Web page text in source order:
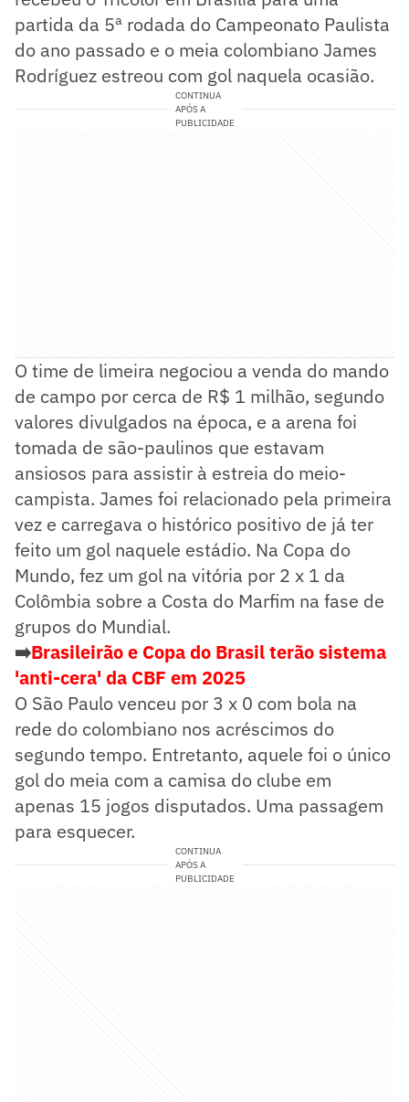
partida da 5ª rodada do Campeonato Paulista
do ano passado e o meia colombiano James
Rodríguez estreou com gol naquela ocasião.
CONTINUA
APÓS A
PUBLICIDADE
O time de limeira negociou a venda do mando
de campo por cerca de R$ 1 milhão, segundo
valores divulgados na época, e a arena foi
tomada de são-paulinos que estavam
ansiosos para assistir à estreia do meio-
campista. James foi relacionado pela primeira
vez e carregava o histórico positivo de já ter
feito um gol naquele estádio. Na Copa do
Mundo, fez um gol na vitória por 2 x 1 da
Colômbia sobre a Costa do Marfim na fase de
grupos do Mundial.
➡️Brasileirão e Copa do Brasil terão sistema
'anti-cera' da CBF em 2025
O São Paulo venceu por 3 x 0 com bola na
rede do colombiano nos acréscimos do
segundo tempo. Entretanto, aquele foi o único
gol do meia com a camisa do clube em
apenas 15 jogos disputados. Uma passagem
para esquecer.
CONTINUA
APÓS A
PUBLICIDADE